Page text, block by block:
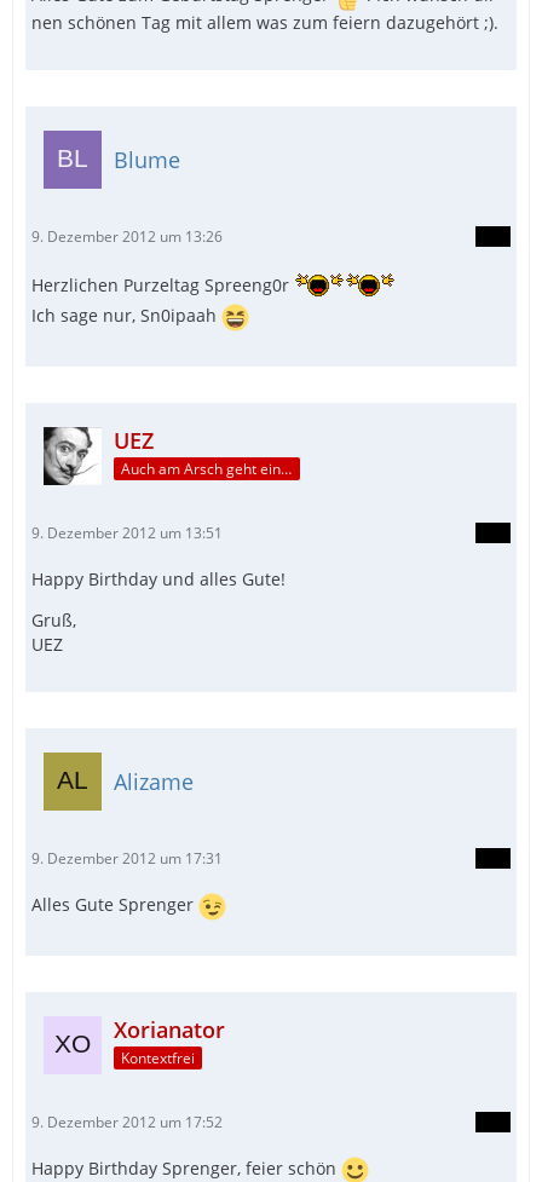
nen schönen Tag mit allem was zum feiern dazugehört ;).
Blume
9. Dezember 2012 um 13:26
Herzlichen Purzeltag Spreeng0r
Ich sage nur, Sn0ipaah
UEZ
Auch am Arsch geht ein Weg vorbei...
9. Dezember 2012 um 13:51
Happy Birthday und alles Gute!
Gruß,
UEZ
Alizame
9. Dezember 2012 um 17:31
Alles Gute Sprenger
Xorianator
Kontextfrei
9. Dezember 2012 um 17:52
Happy Birthday Sprenger, feier schön